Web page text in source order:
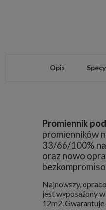
Opis
Promiennik
promienników
33/66/100%
oraz nowo
Najnowszy,
jest wyposażony
12m2.